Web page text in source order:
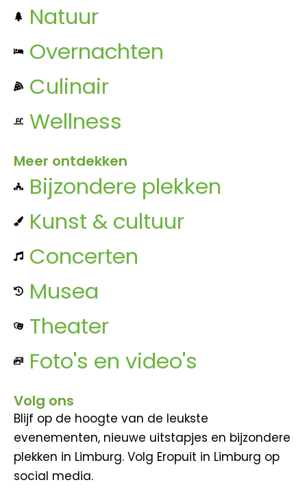
Natuur
Overnachten
Culinair
Wellness
Meer ontdekken
Bijzondere plekken
Kunst & cultuur
Concerten
Musea
Theater
Foto's en video's
Volg ons
Blijf op de hoogte van de leukste
evenementen, nieuwe uitstapjes en bijzondere
plekken in Limburg. Volg Eropuit in Limburg op
social media.